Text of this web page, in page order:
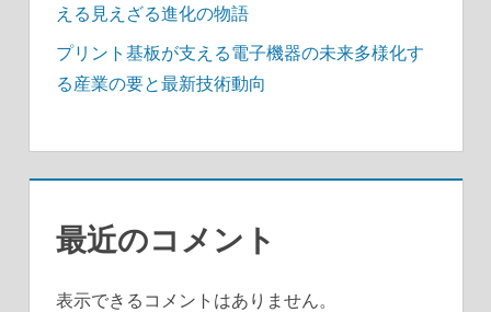
える見えざる進化の物語
プリント基板が支える電子機器の未来多様化す
る産業の要と最新技術動向
最近のコメント
表示できるコメントはありません。